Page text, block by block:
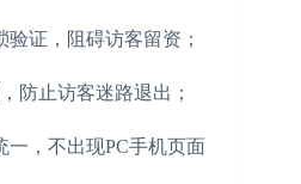
证，阻碍访客留资；
防止访客迷路退出；
一，不出现PC手机页面